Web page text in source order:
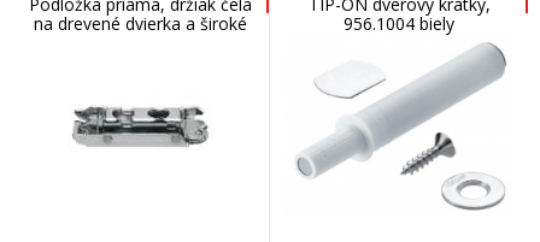
na drevené dvierka a široké
956.1004 biely